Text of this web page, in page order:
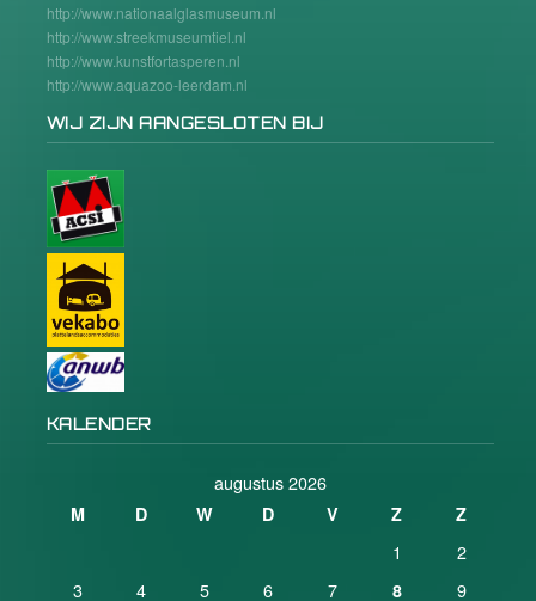
http://www.nationaalglasmuseum.nl
http://www.streekmuseumtiel.nl
http://www.kunstfortasperen.nl
http://www.aquazoo-leerdam.nl
WIJ ZIJN AANGESLOTEN BIJ
KALENDER
augustus 2026
M D W D V Z Z
1
2
3
4 5 6 7 8 9